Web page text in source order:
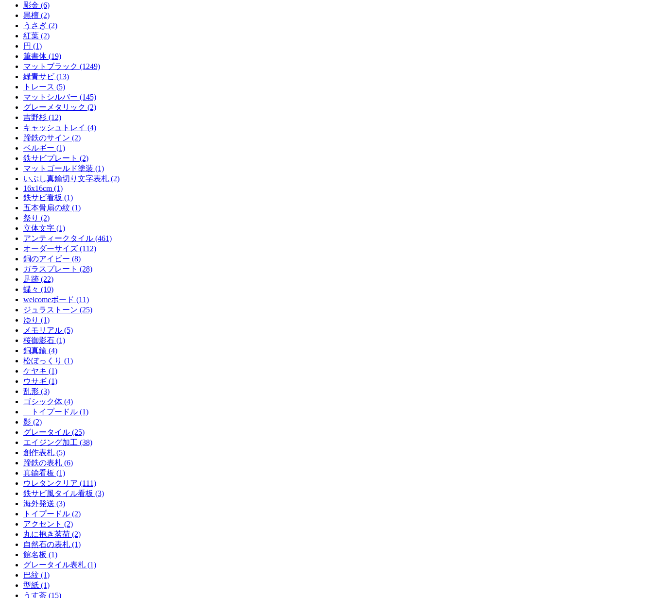
彫金 (6)
黒檀 (2)
うさぎ (2)
紅葉 (2)
円 (1)
筆書体 (19)
マットブラック (1249)
緑青サビ (13)
トレース (5)
マットシルバー (145)
グレーメタリック (2)
吉野杉 (12)
キャッシュトレイ (4)
蹄鉄のサイン (2)
ベルギー (1)
鉄サビプレート (2)
マットゴールド塗装 (1)
いぶし真鍮切り文字表札 (2)
16x16cm (1)
鉄サビ看板 (1)
五本骨扇の紋 (1)
祭り (2)
立体文字 (1)
アンティークタイル (461)
オーダーサイズ (112)
銅のアイビー (8)
ガラスプレート (28)
足跡 (22)
蝶々 (10)
welcomeボード (11)
ジュラストーン (25)
ゆり (1)
メモリアル (5)
桜御影石 (1)
銅真鍮 (4)
松ぼっくり (1)
ケヤキ (1)
ウサギ (1)
乱形 (3)
ゴシック体 (4)
トイプードル (1)
影 (2)
グレータイル (25)
エイジング加工 (38)
創作表札 (5)
蹄鉄の表札 (6)
真鍮看板 (1)
ウレタンクリア (111)
鉄サビ風タイル看板 (3)
海外発送 (3)
トイプードル (2)
アクセント (2)
丸に抱き茗荷 (2)
自然石の表札 (1)
館名板 (1)
グレータイル表札 (1)
巴紋 (1)
型紙 (1)
うす茶 (15)